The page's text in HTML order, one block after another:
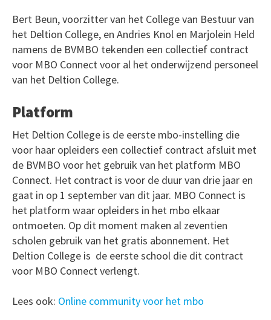
Bert Beun, voorzitter van het College van Bestuur van
het Deltion College, en Andries Knol en Marjolein Held
namens de BVMBO tekenden een collectief contract
voor MBO Connect voor al het onderwijzend personeel
van het Deltion College.
Platform
Het Deltion College is de eerste mbo-instelling die
voor haar opleiders een collectief contract afsluit met
de BVMBO voor het gebruik van het platform MBO
Connect. Het contract is voor de duur van drie jaar en
gaat in op 1 september van dit jaar. MBO Connect is
het platform waar opleiders in het mbo elkaar
ontmoeten. Op dit moment maken al zeventien
scholen gebruik van het gratis abonnement. Het
Deltion College is de eerste school die dit contract
voor MBO Connect verlengt.
Lees ook: Online community voor het mbo